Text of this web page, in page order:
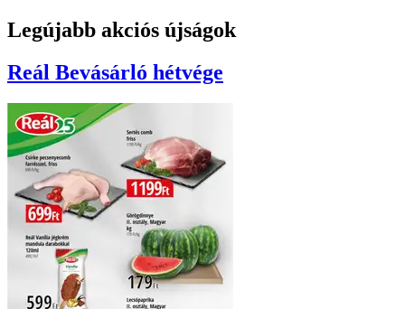
Legújabb akciós újságok
Reál Bevásárló hétvége